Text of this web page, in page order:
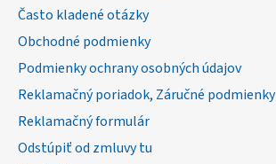
Často kladené otázky
Obchodné podmienky
Podmienky ochrany osobných údajov
Reklamačný poriadok, Záručné podmienky
Reklamačný formulár
Odstúpiť od zmluvy tu